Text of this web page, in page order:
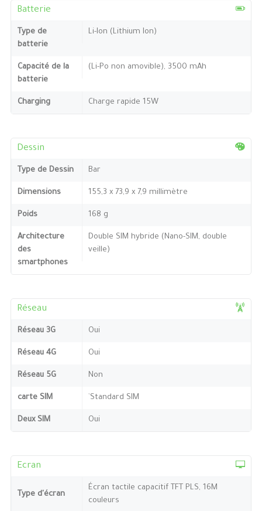
Batterie
Type de
batterie
Li-Ion (Lithium Ion)
Capacité de la
batterie
(Li-Po non amovible), 3500 mAh
Charging Charge rapide 15W
Dessin
Type de Dessin Bar
Dimensions 155,3 x 73,9 x 7,9 millimètre
Poids 168 g
Architecture
des
smartphones
Double SIM hybride (Nano-SIM, double
veille)
Réseau
Réseau 3G Oui
Réseau 4G Oui
Réseau 5G Non
carte SIM `Standard SIM
Deux SIM Oui
Ecran
Type d'écran
Écran tactile capacitif TFT PLS, 16M
couleurs